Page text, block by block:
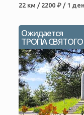
22 км / 2200 ₽ / 1
Ожидается
ТРОПА СВЯТОГО